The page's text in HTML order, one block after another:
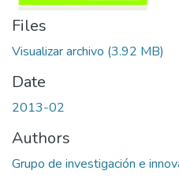
Files
Visualizar archivo (3.92 MB)
Date
2013-02
Authors
Grupo de investigación e